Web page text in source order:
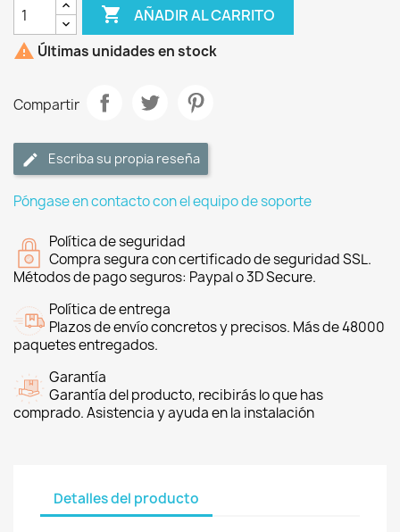
 AÑADIR AL CARRITO
 Últimas unidades en stock
Compartir
Escriba su propia reseña
Póngase en contacto con el equipo de soporte
Política de seguridad
Compra segura con certificado de seguridad SSL.
Métodos de pago seguros: Paypal o 3D Secure.
Política de entrega
Plazos de envío concretos y precisos. Más de 48000
paquetes entregados.
Garantía
Garantía del producto, recibirás lo que has
comprado. Asistencia y ayuda en la instalación
Detalles del producto